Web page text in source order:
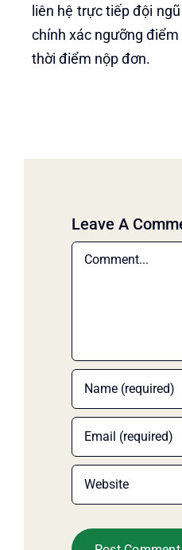
liên hệ trực tiếp đội
chính xác ngưỡng
thời điểm nộp đơn.
Leave A
Comment